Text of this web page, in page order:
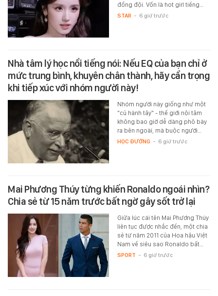
đồng đội. Vốn là hot girl tiếng…
STAR - 6 giờ trước
Nhà tâm lý học nổi tiếng nói: Nếu EQ của bạn chỉ ở
mức trung bình, khuyên chân thành, hãy cẩn trọng
khi tiếp xúc với nhóm người này!
Nhóm người này giống như một
"củ hành tây" - thế giới nội tâm
không bao giờ dễ dàng phô bày
ra bên ngoài, mà buộc người…
HỌC ĐƯỜNG - 6 giờ trước
Mai Phương Thúy từng khiến Ronaldo ngoái nhìn?
Chia sẻ từ 15 năm trước bất ngờ gây sốt trở lại
Giữa lúc cái tên Mai Phương Thúy
liên tục được nhắc đến, một chia
sẻ từ năm 2011 của Hoa hậu Việt
Nam về siêu sao Ronaldo bất…
SPORT - 6 giờ trước